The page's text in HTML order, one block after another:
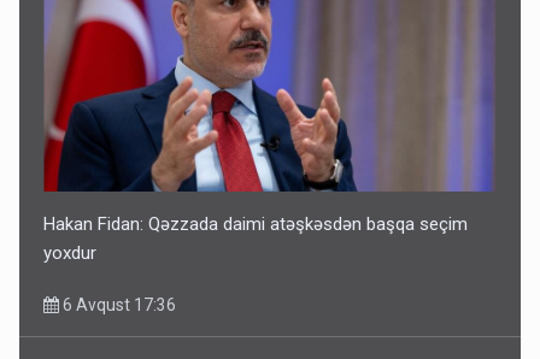
Hakan Fidan: Qəzzada daimi atəşkəsdən başqa seçim
yoxdur
6 Avqust 17:36